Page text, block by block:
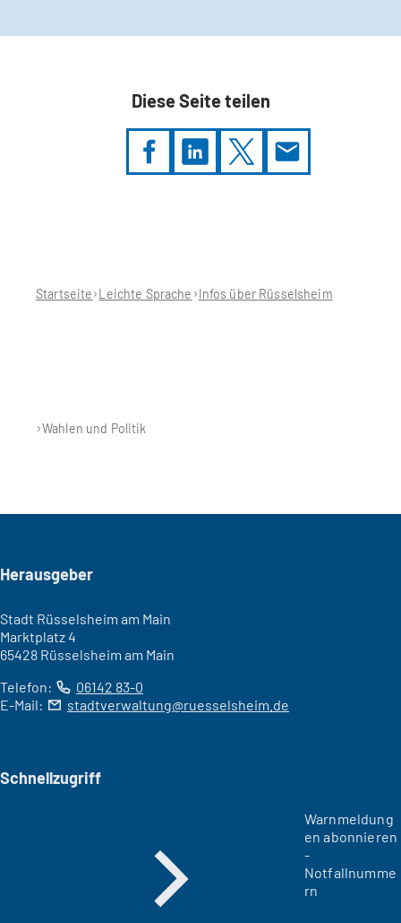
Diese Seite teilen
Startseite Leichte Sprache Infos über Rüsselsheim
Wahlen und Politik
Seitenfuß
Herausgeber
Stadt Rüsselsheim am Main
Marktplatz 4
65428 Rüsselsheim am Main
Telefon:
06142 83-0
E-Mail:
stadtverwaltung ruesselsheim de
Schnellzugriff
Warnmeldung
en abonnieren
-
Notfallnumme
rn